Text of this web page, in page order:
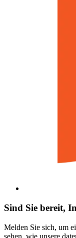
Sind Sie bereit,
Melden Sie sich, um
sehen, wie unsere